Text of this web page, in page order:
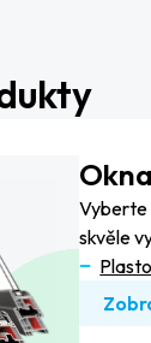
Okna
Vyberte
skvěle